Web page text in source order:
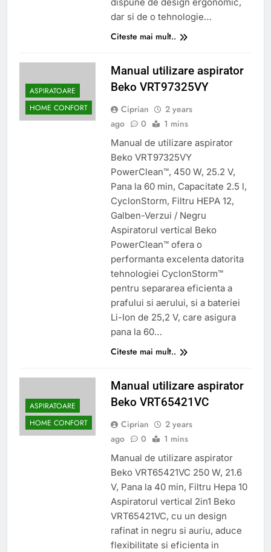
dar si de o tehnologie…
Citeste mai mult..
ASPIRATOARE
HOME CONFORT
Manual utilizare aspirator
Beko VRT97325VY
Ciprian
2 years
ago
0 1 mins
Manual de utilizare aspirator
Beko VRT97325VY
PowerClean™, 450 W, 25.2 V,
Pana la 60 min, Capacitate 2.5 l,
CyclonStorm, Filtru HEPA 12,
Galben-Verzui / Negru
Aspiratorul vertical Beko
PowerClean™ ofera o
performanta excelenta datorita
tehnologiei CyclonStorm™
pentru separarea eficienta a
prafului si aerului, si a bateriei
Li-Ion de 25,2 V, care asigura
pana la 60…
Citeste mai mult..
ASPIRATOARE
HOME CONFORT
Manual utilizare aspirator
Beko VRT65421VC
Ciprian
2 years
ago
0 1 mins
Manual de utilizare aspirator
Beko VRT65421VC 250 W, 21.6
V, Pana la 40 min, Filtru Hepa 10
Aspiratorul vertical 2in1 Beko
VRT65421VC, cu un design
rafinat in negru si auriu, aduce
flexibilitate si eficienta in